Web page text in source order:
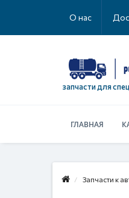
О нас
запчасти для
ГЛАВНАЯ
Запчасти к